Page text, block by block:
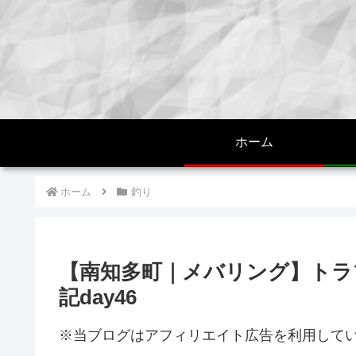
ホーム
ホーム 釣り
【南知多町｜メバリング】ト
記day46
※当ブログはアフィリエイト広告を利用して